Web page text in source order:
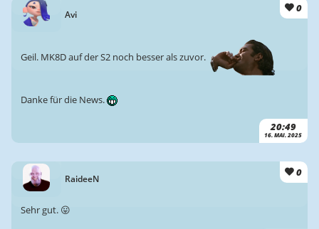
Avi
0
20:49
16. MAI. 2025
Geil. MK8D auf der S2 noch besser als zuvor.
Danke für die News.
RaideeN
0
Sehr gut. 😛